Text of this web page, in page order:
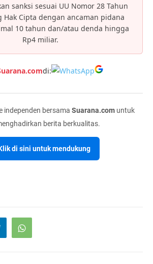
sanksi sesuai UU Nomor 28 Tahun
Hak Cipta dengan ancaman pidana
10 tahun dan/atau denda hingga
Rp4 miliar.
di:
independen bersama Suarana.comuntuk
berita berkualitas.
di sini untuk mendukung